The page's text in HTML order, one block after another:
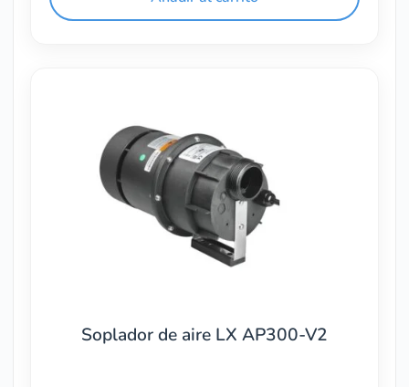
Soplador de aire LX AP300-V2